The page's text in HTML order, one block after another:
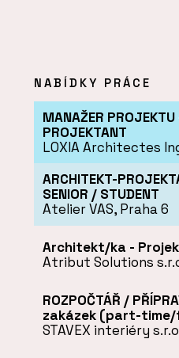
NABÍDKY PRÁCE
MANAŽER PROJEKTU
PROJEKTANT
LOXIA Architectes
ARCHITEKT-
SENIOR / STUDENT
Atelier VAS, Praha 6
Architekt/ka -
Atribut Solutions
ROZPOČTÁŘ /
zakázek (part-
STAVEX interiéry